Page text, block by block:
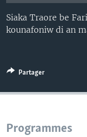
Siaka Traore be
kounafoniw di an
Partager
Programmes